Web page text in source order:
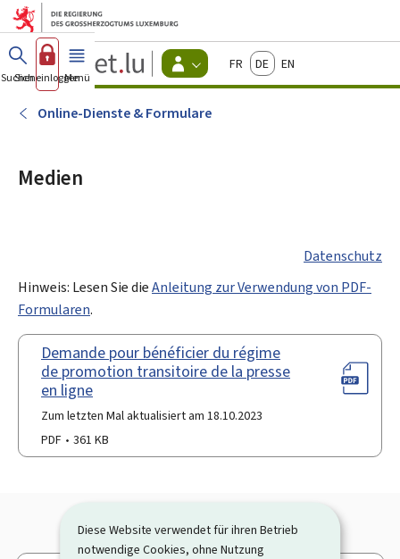
Diese Website verwendet für ihren Betrieb
notwendige Cookies, ohne Nutzung
Zum Hauptmenü
Zum Inhalt
Guichet.lu
Changer
d'espace
-
Menu
FrançaisDeutschEnglish
Suchen
Sich einloggen
Menü Haupt-
Online-Dienste & Formulare
Medien
Datenschutz
Hinweis: Lesen Sie dieAnleitung zur Verwendung von PDF-
Formularen.
Demande pour bénéficier du régime
de promotion transitoire de la presse
en ligne
Zum letzten Mal aktualisiert am 18.10.2023
PDF
361 KB